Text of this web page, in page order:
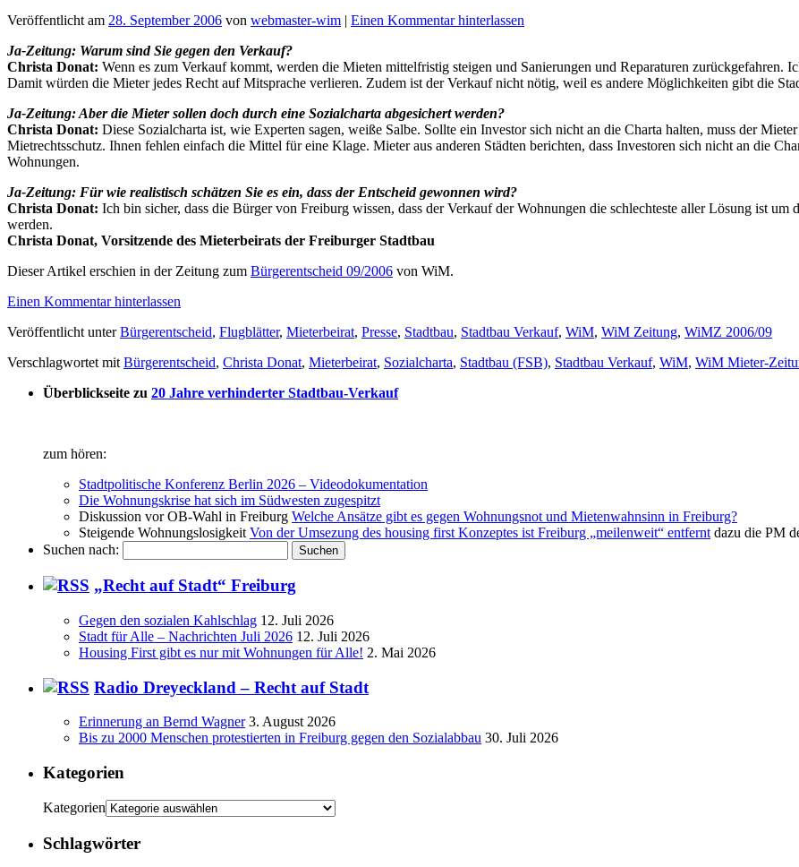
Veröffentlicht am 28. September 2006 von webmaster-wim | Einen Kommentar hinterlassen
Ja-Zeitung: Warum sind Sie gegen den Verkauf?
Christa Donat: Wenn es zum Verkauf kommt, werden die Mieten mittelfristig steigen und Sanierungen und Reparaturen zurückgefahren.
Damit würden die Mieter jedes Recht auf Mitsprache verlieren. Zudem ist der Verkauf nicht nötig, weil es andere Möglichkeiten gibt die
Ja-Zeitung: Aber die Mieter sollen doch durch eine Sozialcharta abgesichert werden?
Christa Donat: Diese Sozialcharta ist, wie Experten sagen, weiße Salbe. Sollte ein Investor sich nicht an die Charta halten, muss der
Mietrechtsschutz. Ihnen fehlen einfach die Mittel für eine Klage. Mieter aus anderen Städten berichten, dass Investoren sich nicht an die
Wohnungen.
Ja-Zeitung: Für wie realistisch schätzen Sie es ein, dass der Entscheid gewonnen wird?
Christa Donat: Ich bin sicher, dass die Bürger von Freiburg wissen, dass der Verkauf der Wohnungen die schlechteste aller Lösung ist
werden.
Christa Donat, Vorsitzende des Mieterbeirats der Freiburger Stadtbau
Dieser Artikel erschien in der Zeitung zum Bürgerentscheid 09/2006 von WiM.
Einen Kommentar hinterlassen
Veröffentlicht unter Bürgerentscheid, Flugblätter, Mieterbeirat, Presse, Stadtbau, Stadtbau Verkauf, WiM, WiM Zeitung, WiMZ 2006/09
Verschlagwortet mit Bürgerentscheid, Christa Donat, Mieterbeirat, Sozialcharta, Stadtbau (FSB), Stadtbau Verkauf, WiM, WiM Mieter-
Überblickseite zu 20 Jahre verhinderter Stadtbau-Verkauf
zum hören:
Stadtpolitische Konferenz Berlin 2026 – Videodokumentation
Die Wohnungskrise hat sich im Südwesten zugespitzt
Diskussion vor OB-Wahl in Freiburg Welche Ansätze gibt es gegen Wohnungsnot und Mietenwahnsinn in Freiburg?
Steigende Wohnungslosigkeit Von der Umsezung des housing first Konzeptes ist Freiburg „meilenweit“ entfernt dazu die PM
Suchen nach:
„Recht auf Stadt“ Freiburg
Gegen den sozialen Kahlschlag 12. Juli 2026
Stadt für Alle – Nachrichten Juli 2026 12. Juli 2026
Housing First gibt es nur mit Wohnungen für Alle! 2. Mai 2026
Radio Dreyeckland – Recht auf Stadt
Erinnerung an Bernd Wagner 3. August 2026
Bis zu 2000 Menschen protestierten in Freiburg gegen den Sozialabbau 30. Juli 2026
Kategorien
Kategorien
Schlagwörter